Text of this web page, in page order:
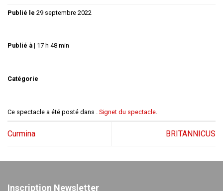
Publié le 29 septembre 2022
Publié à | 17 h 48 min
Catégorie
Ce spectacle a été posté dans . Signet du spectacle
Curmina BRITANNICUS
Inscription Newsletter